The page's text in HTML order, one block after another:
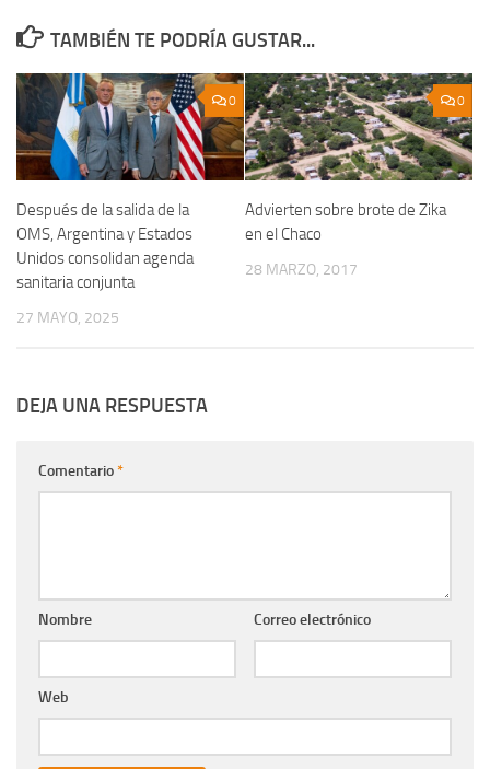
TAMBIÉN TE PODRÍA GUSTAR...
0
Después de la salida de la
OMS, Argentina y Estados
Unidos consolidan agenda
sanitaria conjunta
27 MAYO, 2025
0
Advierten sobre brote de Zika
en el Chaco
28 MARZO, 2017
DEJA UNA RESPUESTA
Comentario*
Nombre Correo electrónico
Web